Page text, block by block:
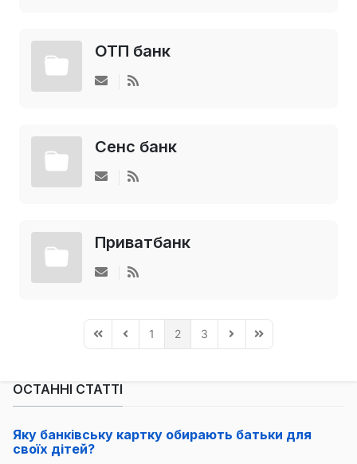
ОТП банк
Сенс банк
Приватбанк
First PagePrevious Page
1 2 3 Next PageLast Page
ОСТАННІ СТАТТІ
Яку банківську картку обирають батьки для
своїх дітей?